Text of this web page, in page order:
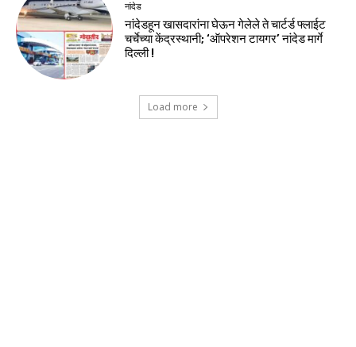
नांदेड
नांदेडहून खासदारांना घेऊन गेलेले ते चार्टर्ड फ्लाईट
चर्चेच्या केंद्रस्थानी; ‘ऑपरेशन टायगर’ नांदेड मार्गे
दिल्ली !
Load more